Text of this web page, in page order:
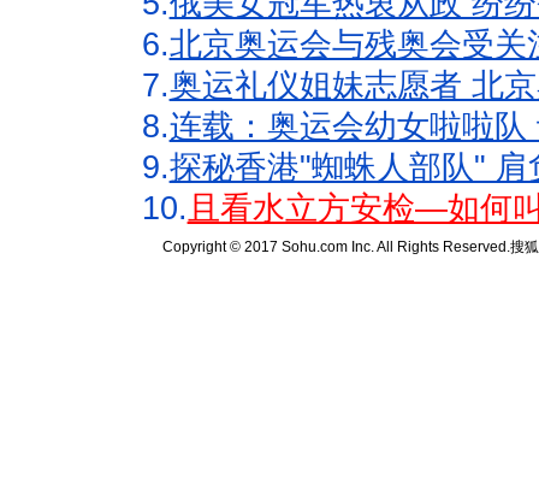
6.北京奥运会与残奥会受
7.奥运礼仪姐妹志愿者 北
8.连载：奥运会幼女啦啦
9.探秘香港"蜘蛛人部队"
10.且看水立方安检—如何
Copyright © 2017 Sohu.com Inc. All Rights Reserved.搜